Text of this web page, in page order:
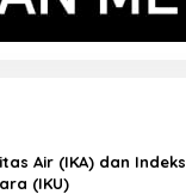
Air (IKA) dan Indeks
(IKU)